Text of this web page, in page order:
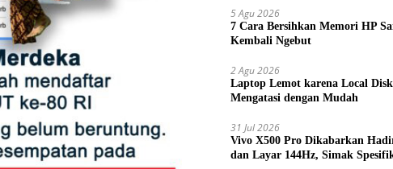
5 Agu 2026
7 Cara Bersihkan Memori HP
Kembali Ngebut
2 Agu 2026
Laptop Lemot karena Local
Mengatasi dengan Mudah
31 Jul 2026
Vivo X500 Pro Dikabarkan
dan Layar 144Hz, Simak